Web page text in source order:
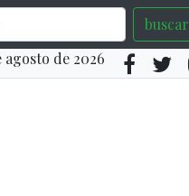
buscar
agosto de 2026